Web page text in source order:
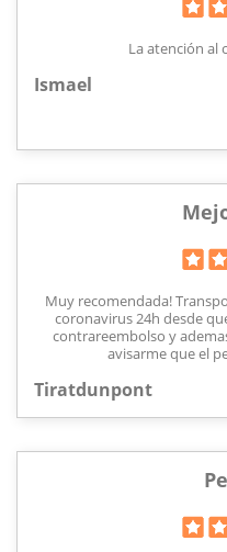
La atención al
Ismael
Muy recomendada!
coronavirus 24h desde
contrareembolso y
avisarme que el
Tiratdunpont